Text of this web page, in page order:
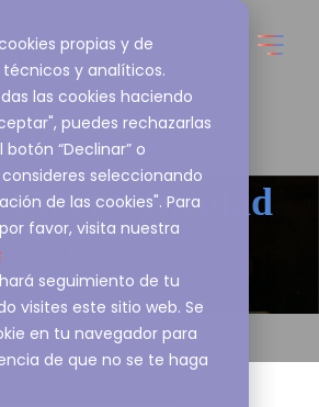
propias y de
y analíticos.
las cookies haciendo
puedes rechazarlas
“Declinar” o
seleccionando
de las cookies". Para
favor, visita nuestra
seguimiento de tu
visites este sitio web. Se
en tu navegador para
de que no se te haga
Ciberseguridad
que nos apasiona y queremos
compartirlo contigo